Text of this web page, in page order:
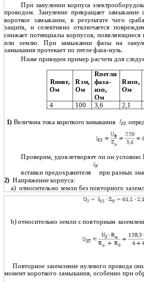
При занулении корпуса
проводом. Зануление превращает
короткое замыкание, в результате чего
защита, и селективно отключается
снижает потенциалы корпусов,
или землю. При замыкании фазы на
замыкания протекает по петле фаза-нуль.
Ниже приведен пример расчета для
Rпетли
Rповт, Rзм, фаза- Rнзп,
Ом
Ом нзп, Ом
Ом
4
100 3,6 2,1
1) Величина тока короткого замыкания
Проверим, удовлетворяет ли он
вставки предохранителя при разных
2) Напряжение корпуса:
a) относительно земли без повторного
b) относительно земли с повторным
Повторное заземление нулевого провода
момент короткого замыкания, особенно при